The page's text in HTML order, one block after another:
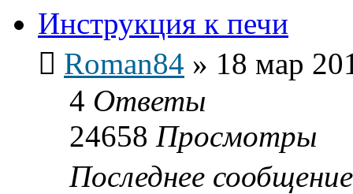
Инструкция к печи
Roman84 » 18 мар
4 Ответы
24658 Просмотры
Последнее